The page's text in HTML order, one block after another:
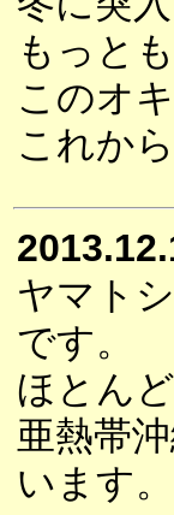
もっと
このオ
これか
ヤマト
です。
ほとん
亜熱帯
います。